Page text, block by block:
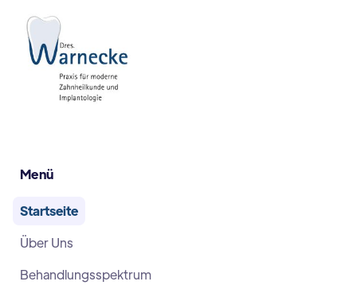
Menü
Startseite
Über Uns
Behandlungsspektrum